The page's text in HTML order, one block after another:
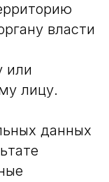
власти
или
лицу.
данных